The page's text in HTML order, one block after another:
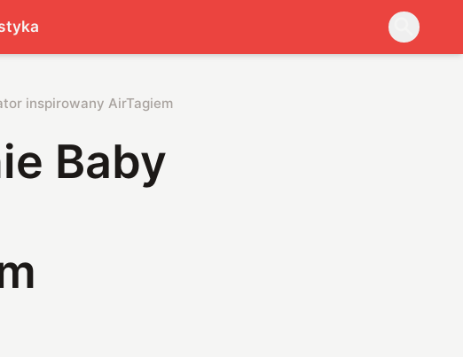
inspirowany AirTagiem
Baby